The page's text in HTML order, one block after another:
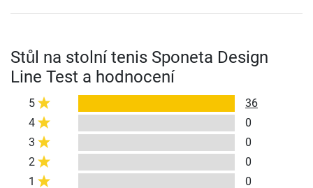
Stůl na stolní tenis Sponeta Design
Line Test a hodnocení
5
36
4
0
3
0
2
0
1
0